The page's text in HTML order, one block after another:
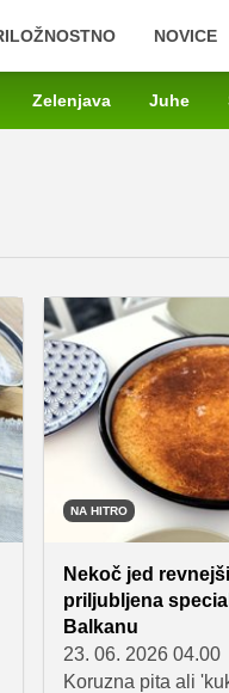
NOVICE
Zelenjava Juhe
NA HITRO
Nekoč jed
priljubljena
Balkanu
23. 06. 2026 04.00
Koruzna pita ali